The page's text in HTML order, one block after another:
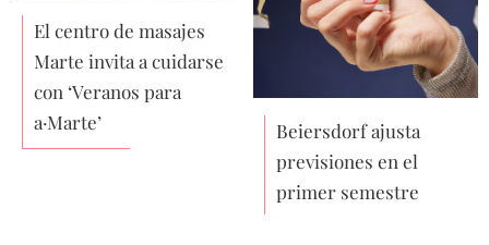
El centro de masajes
Marte invita a cuidarse
con ‘Veranos para
a·Marte’
Beiersdorf ajusta
previsiones en el
primer semestre